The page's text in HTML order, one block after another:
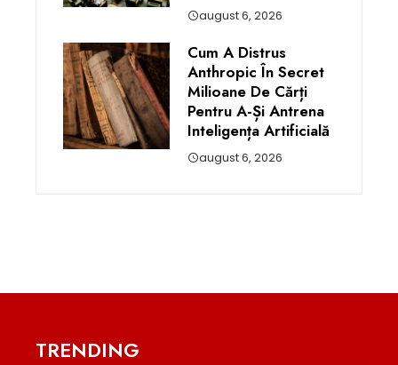
august 6, 2026
Cum A Distrus
Anthropic În Secret
Milioane De Cărți
Pentru A-Și Antrena
Inteligența Artificială
august 6, 2026
TRENDING